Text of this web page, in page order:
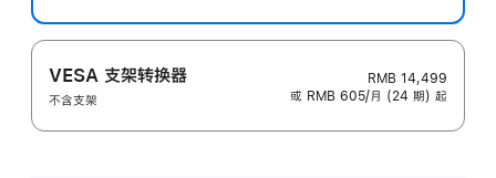
VESA 支架转换器
不含支架
RMB 14,499
或 RMB 605/月 (24 期) 起